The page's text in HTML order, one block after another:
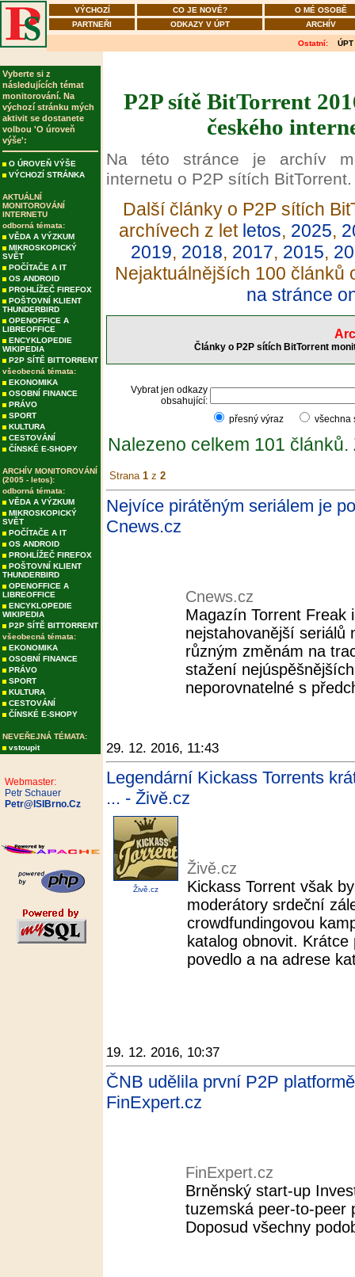
VÝCHOZÍ CO JE NOVÉ?
O MÉ OSOBĚ
PARTNEŘI
ODKAZY V ÚPT ARCHÍV
Ostatní: ÚPT
Vyberte si z
následujících témat
monitorování. Na
výchozí stránku mých
aktivit se dostanete
volbou 'O úroveň
výše':
O ÚROVEŇ VÝŠE
VÝCHOZÍ STRÁNKA
AKTUÁLNÍ
MONITOROVÁNÍ
INTERNETU
odborná témata:
VĚDA A VÝZKUM
MIKROSKOPICKÝ
SVĚT
POČÍTAČE A IT
OS ANDROID
PROHLÍŽEČ FIREFOX
POŠTOVNÍ KLIENT
THUNDERBIRD
OPENOFFICE A
LIBREOFFICE
ENCYKLOPEDIE
WIKIPEDIA
P2P SÍTĚ BITTORRENT
všeobecná témata:
EKONOMIKA
OSOBNÍ FINANCE
PRÁVO
SPORT
KULTURA
CESTOVÁNÍ
ČÍNSKÉ E-SHOPY
ARCHÍV MONITOROVÁNÍ
(2005 - letos):
odborná témata:
VĚDA A VÝZKUM
MIKROSKOPICKÝ
SVĚT
POČÍTAČE A IT
OS ANDROID
PROHLÍŽEČ FIREFOX
POŠTOVNÍ KLIENT
THUNDERBIRD
OPENOFFICE A
LIBREOFFICE
ENCYKLOPEDIE
WIKIPEDIA
P2P SÍTĚ BITTORRENT
všeobecná témata:
EKONOMIKA
OSOBNÍ FINANCE
PRÁVO
SPORT
KULTURA
CESTOVÁNÍ
ČÍNSKÉ E-SHOPY
NEVEŘEJNÁ TÉMATA:
vstoupit
Webmaster:
Petr Schauer
Petr@ISIBrno.Cz
P2P sítě BitTorrent
českého
Na této stránce je archív
internetu o P2P sítích BitTorrent.
Další články o P2P sítích
archívech z let letos, 2025,
2019, 2018, 2017, 2015,
Nejaktuálnějších 100 článků
na stránce
Články o P2P sítích BitTorrent
Vybrat jen odkazy
obsahující:
přesný výraz
Nalezeno celkem 101
Strana 1 z 2
Nejvíce pirátěným seriálem je
Cnews.cz
Cnews.cz
Magazín Torrent Freak
nejstahovanější seriálů
různým změnám na
stažení
neporovnatelné s
29. 12. 2016, 11:43
Legendární Kickass Torrents
... - Živě.cz
Živě.cz
Živě.cz
Kickass Torrent však
moderátory srdeční
crowdfundingovou
katalog obnovit.
povedlo a na adrese
19. 12. 2016, 10:37
ČNB udělila první P2P
FinExpert.cz
FinExpert.cz
Brněnský start-up
tuzemská peer-to-peer
Doposud všechny